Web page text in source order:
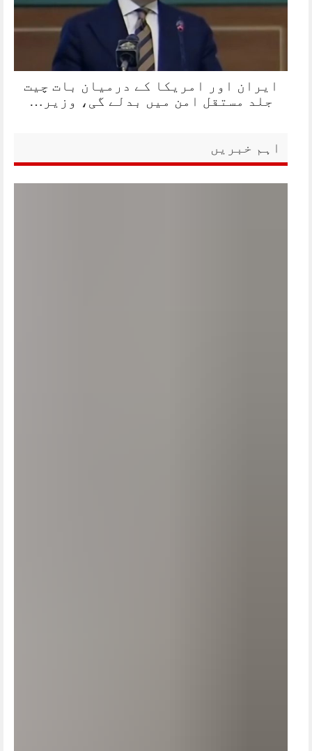
ایران اور امریکا کے درمیان بات چیت
جلد مستقل امن میں بدلے گی، وزیر…
اہم خبریں